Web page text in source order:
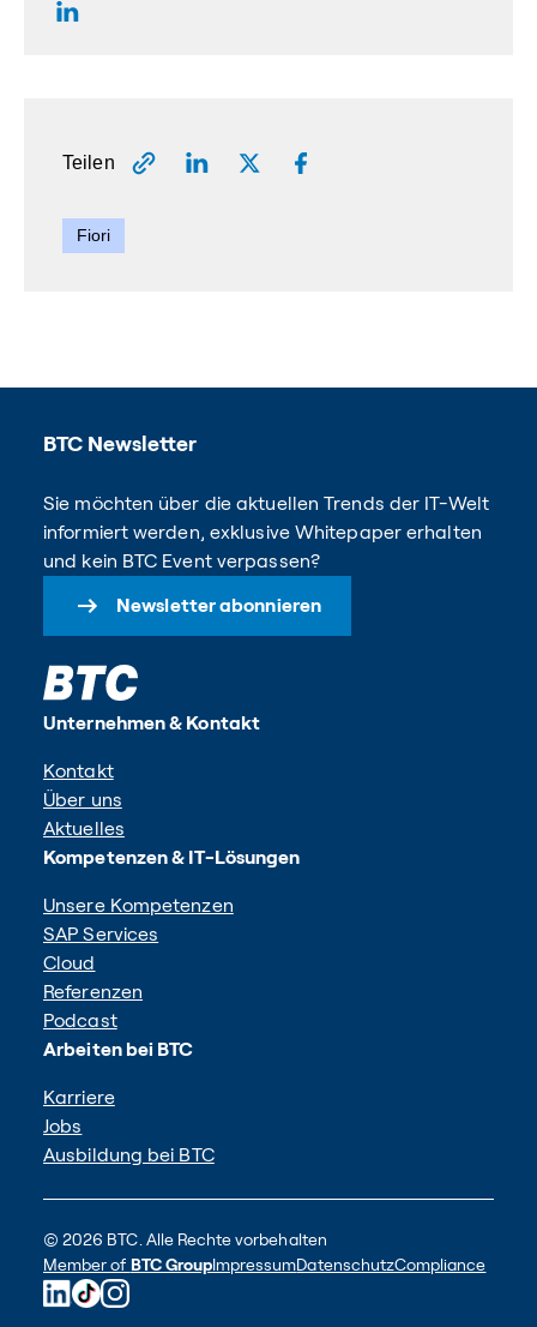
Teilen
Fiori
BTC Newsletter
Sie möchten über die aktuellen Trends der IT-Welt
informiert werden, exklusive Whitepaper erhalten
und kein BTC Event verpassen?
Newsletter abonnieren
Unternehmen & Kontakt
Kontakt
Über uns
Aktuelles
Kompetenzen & IT-Lösungen
Unsere Kompetenzen
SAP Services
Cloud
Referenzen
Podcast
Arbeiten bei BTC
Karriere
Jobs
Ausbildung bei BTC
© 2026 BTC. Alle Rechte vorbehalten
Member of BTC GroupImpressumDatenschutzCompliance